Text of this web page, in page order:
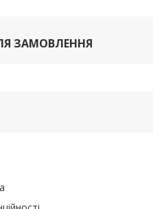
ЗАМОВЛЕННЯ